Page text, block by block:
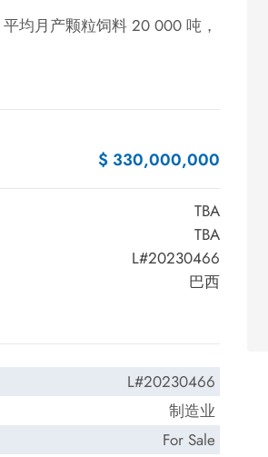
均月产颗粒饲料 20 000 吨，
$ 330,000,000
TBA
TBA
L#20230466
巴西
L#20230466
制造业
For Sale